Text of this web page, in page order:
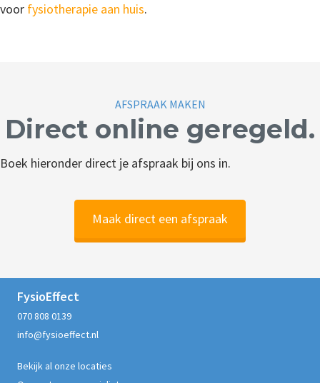
voor fysiotherapie aan huis.
AFSPRAAK MAKEN
Direct online geregeld.
Boek hieronder direct je afspraak bij ons in.
Maak direct een afspraak
FysioEffect
070 808 0139
info@fysioeffect.nl
Bekijk al onze locaties